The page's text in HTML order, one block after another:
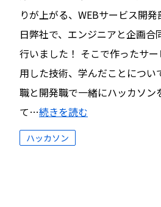
りが上がる、WEBサービス開
日弊社で、エンジニアと企画合
行いました！ そこで作ったサ
用した技術、学んだことについ
職と開発職で一緒にハッカソン
て…続きを読む
ハッカソン